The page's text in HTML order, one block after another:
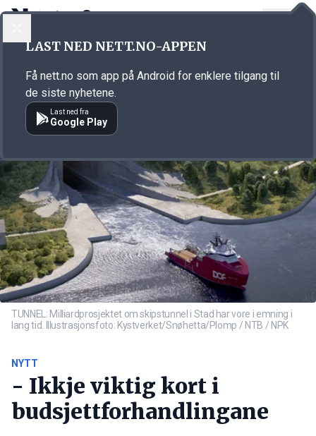
Annonsørinnhold
TUNNEL: Milliardprosjektet om skipstunnel i Stad har vore i emning i
lang tid. Illustrasjonsfoto: Kystverket/Snøhetta/Plomp / NTB / NPK
NYTT
- Ikkje viktig kort i
budsjettforhandlingane
LAST NED NETT.NO-APPEN
Få nett.no som app på Android for enklere tilgang til
de siste nyhetene.
Last ned fra
Google Play